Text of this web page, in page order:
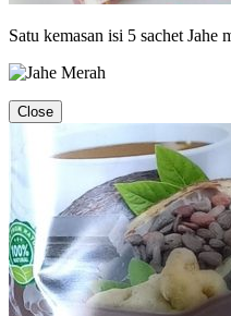
Satu kemasan isi 5 sachet Jahe
Close